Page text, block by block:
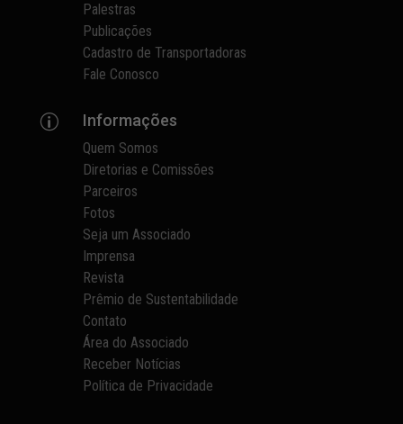
Palestras
Publicações
Cadastro de Transportadoras
Fale Conosco
p Informações
Quem Somos
Diretorias e Comissões
Parceiros
Fotos
Seja um Associado
Imprensa
Revista
Prêmio de Sustentabilidade
Contato
Área do Associado
Receber Notícias
Política de Privacidade